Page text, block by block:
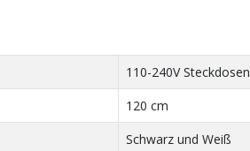
110-240V Steckdosen
120 cm
Schwarz und Weiß